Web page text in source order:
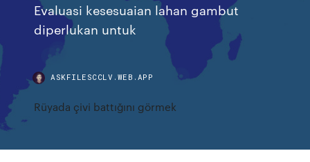
Evaluasi kesesuaian lahan gambut
diperlukan untuk
ASKFILESCCLV.WEB.APP
Rüyada çivi battığını görmek